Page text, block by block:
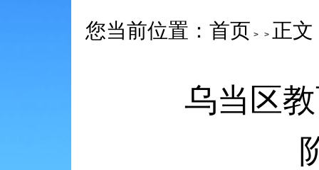
您当前位置： 首页 > > 正文
乌当区